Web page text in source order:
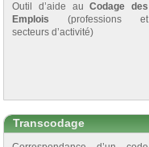
Outil d’aide auCodage des
Emplois (professions et
secteurs d’activité)
Transcodage